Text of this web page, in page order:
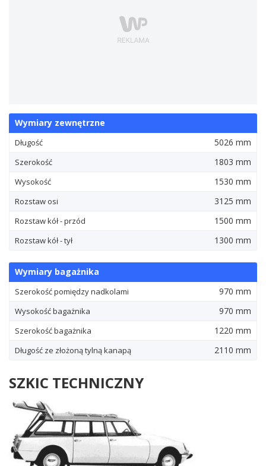
Wymiary zewnętrzne
Długość 5026 mm
Szerokość 1803 mm
Wysokość 1530 mm
Rozstaw osi 3125 mm
Rozstaw kół - przód 1500 mm
Rozstaw kół - tył 1300 mm
Wymiary bagażnika
Szerokość pomiędzy nadkolami 970 mm
Wysokość bagażnika 970 mm
Szerokość bagażnika 1220 mm
Długość ze złożoną tylną kanapą 2110 mm
SZKIC TECHNICZNY